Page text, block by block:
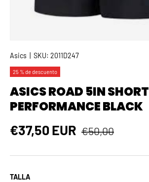
Asics SKU: 2011D247
25 % de descuento
ASICS ROAD 5IN SHORT
PERFORMANCE BLACK
Precio de venta
€37,50 EUR Precio normal
€50,00
TALLA